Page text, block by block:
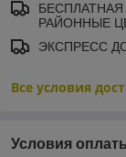
РАЙОННЫЕ
ЭКСПРЕСС
Все условия
Условия